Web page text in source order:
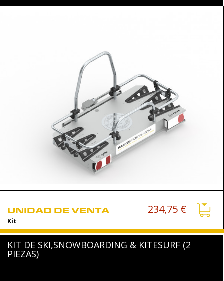
UNIDAD DE VENTA
Kit
234,75 €
KIT DE SKI,SNOWBOARDING & KITESURF (2
PIEZAS)